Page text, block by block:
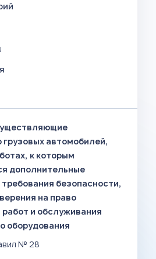
автомобилей,
к которым
дополнительные
безопасности,
на право
и обслуживания
оборудования
№ 28